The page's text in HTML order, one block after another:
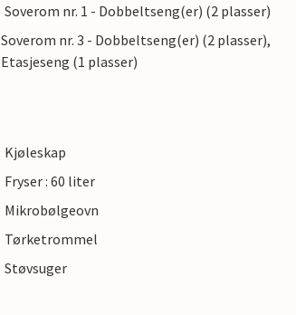
Soverom nr. 1 - Dobbeltseng(er) (2 plasser)
Soverom nr. 3 - Dobbeltseng(er) (2 plasser),
Etasjeseng (1 plasser)
Kjøleskap
Fryser : 60 liter
Mikrobølgeovn
Tørketrommel
Støvsuger